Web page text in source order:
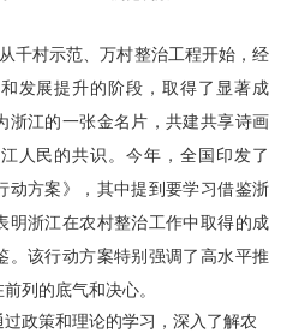
千村示范、万村整治工程开始，经
发展提升的阶段，取得了显著成
浙江的一张金名片，共建共享诗画
人民的共识。今年，全国印发了
动方案》，其中提到要学习借鉴浙
明浙江在农村整治工作中取得的成
。该行动方案特别强调了高水平推
列的底气和决心。
政策和理论的学习，深入了解农